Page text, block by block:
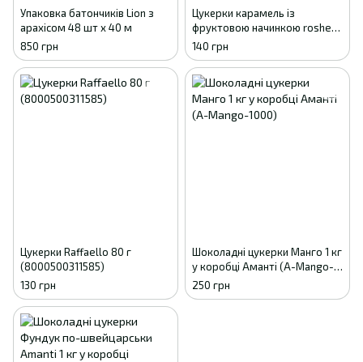
Упаковка батончиків Lion з
арахісом 48 шт х 40 м
850 грн
Цукерки карамель із
фруктовою начинкою roshen
Bim bom 1кг
140 грн
Цукерки Raffaello 80 г
(8000500311585)
130 грн
Шоколадні цукерки Манго 1 кг
у коробці Аманті (A-Mango-
1000)
250 грн